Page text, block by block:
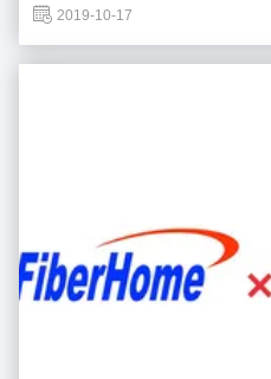
eingegangen, um die Grenzen der
erweiternBeide Unternehmen sind
2019-10-17